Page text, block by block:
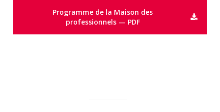
Programme de la Maison des
professionnels — PDF